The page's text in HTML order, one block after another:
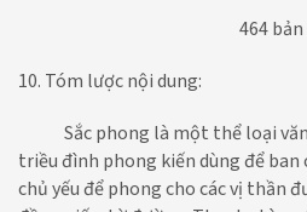
464 bản
10. Tóm lược nội dung:
Sắc phong là một thể loại
triều đình phong kiến dùng để ban
chủ yếu để phong cho các vị thần